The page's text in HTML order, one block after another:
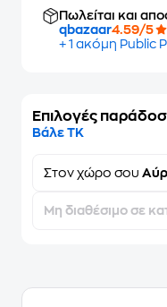
Πωλείται και
qbazaar4.59/5
+ 1 ακόμη Public
Επιλογές
Βάλε ΤΚ
Στον χώρο σου
Μη διαθέσιμο σε